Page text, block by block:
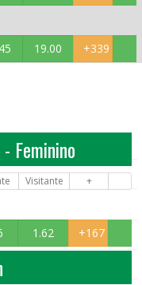
19.00 +339
Feminino
Visitante +
1.62 +167